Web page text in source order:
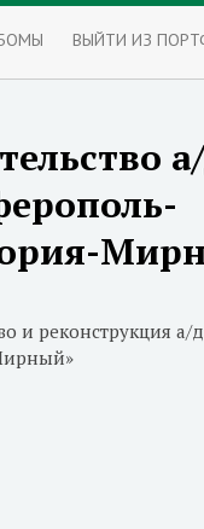
ВЫЙТИ ИЗ
и реконструкция